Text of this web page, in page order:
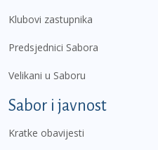
Klubovi zastupnika
Predsjednici Sabora
Velikani u Saboru
Sabor i javnost
Kratke obavijesti